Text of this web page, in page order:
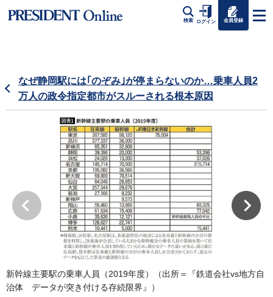
検索 ログイン 会員登録
なぜ静岡駅には｢のぞみ｣が停まらないのか…乗車人員2
万人の政令指定都市がスルーされる根本原因
新幹線主要駅の乗車人員（2019年度）（出所＝『鉄道会社vs地方自
治体 データが突き付ける存続限界 』）